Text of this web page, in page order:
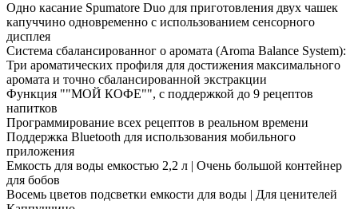
Одно касание Spumatore Duo для приготовления двух чашек
капуччино одновременно с использованием сенсорного
дисплея
Система сбалансированног о аромата (Aroma Balance System):
Три ароматических профиля для достижения максимального
аромата и точно сбалансированной экстракции
Функция ""МОЙ КОФЕ"", с поддержкой до 9 рецептов
напитков
Программирование всех рецептов в реальном времени
Поддержка Bluetooth для использования мобильного
приложения
Емкость для воды емкостью 2,2 л | Очень большой контейнер
для бобов
Восемь цветов подсветки емкости для воды | Для ценителей